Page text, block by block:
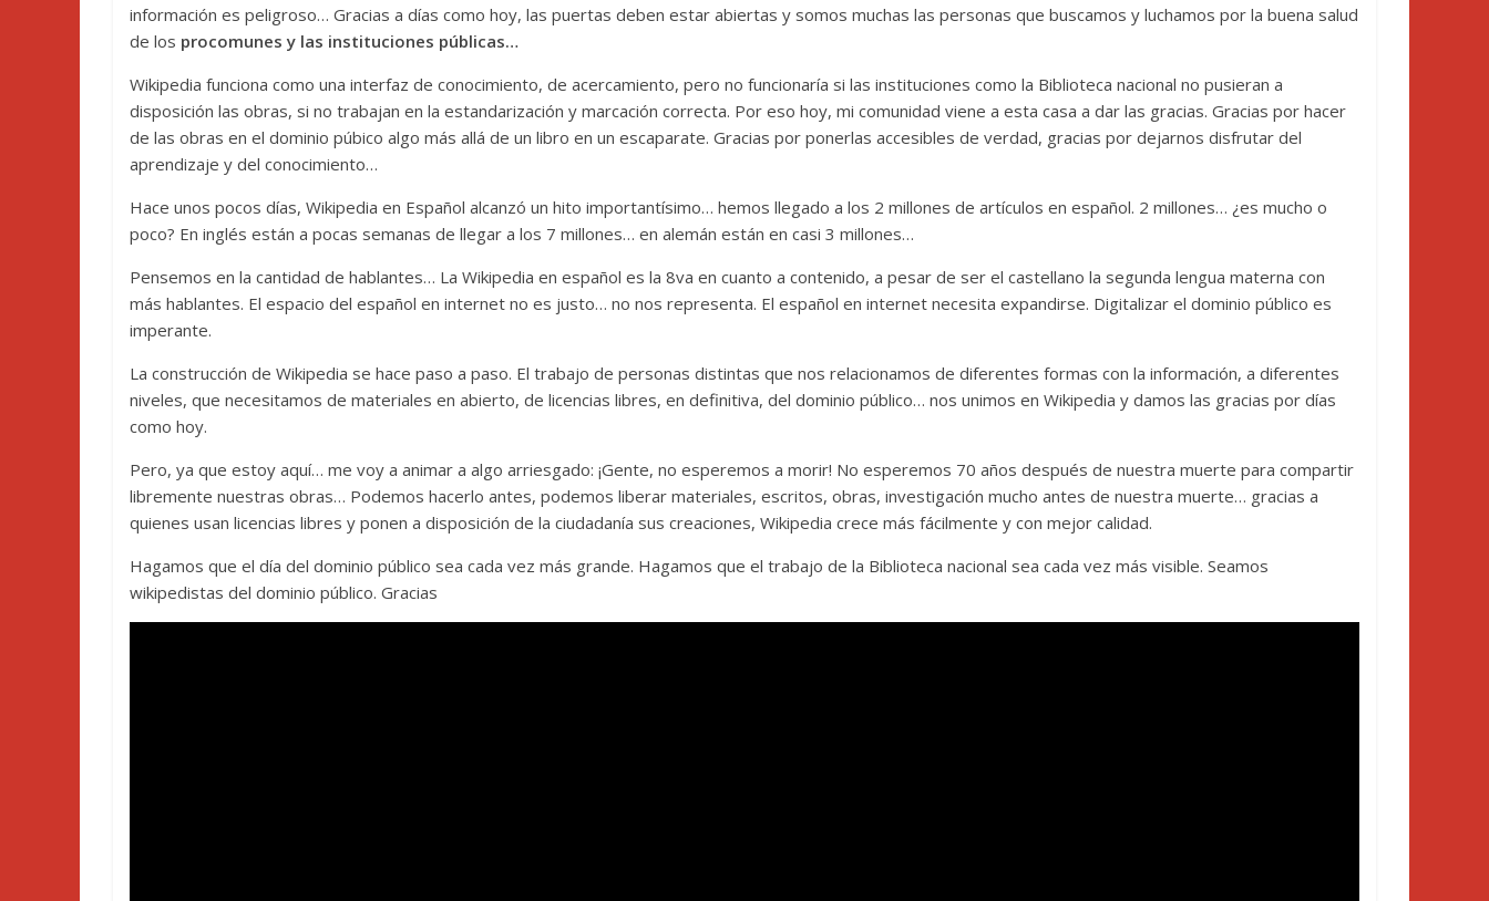
información es peligroso… Gracias a días como hoy, las puertas deben estar abiertas y somos muchas las personas que buscamos y luchamos por la buena salud
de los procomunes y las instituciones públicas…
Wikipedia funciona como una interfaz de conocimiento, de acercamiento, pero no funcionaría si las instituciones como la Biblioteca nacional no pusieran a
disposición las obras, si no trabajan en la estandarización y marcación correcta. Por eso hoy, mi comunidad viene a esta casa a dar las gracias. Gracias por hacer
de las obras en el dominio púbico algo más allá de un libro en un escaparate. Gracias por ponerlas accesibles de verdad, gracias por dejarnos disfrutar del
aprendizaje y del conocimiento…
Hace unos pocos días, Wikipedia en Español alcanzó un hito importantísimo… hemos llegado a los 2 millones de artículos en español. 2 millones… ¿es mucho o
poco? En inglés están a pocas semanas de llegar a los 7 millones… en alemán están en casi 3 millones…
Pensemos en la cantidad de hablantes… La Wikipedia en español es la 8va en cuanto a contenido, a pesar de ser el castellano la segunda lengua materna con
más hablantes. El espacio del español en internet no es justo… no nos representa. El español en internet necesita expandirse. Digitalizar el dominio público es
imperante.
La construcción de Wikipedia se hace paso a paso. El trabajo de personas distintas que nos relacionamos de diferentes formas con la información, a diferentes
niveles, que necesitamos de materiales en abierto, de licencias libres, en definitiva, del dominio público… nos unimos en Wikipedia y damos las gracias por días
como hoy.
Pero, ya que estoy aquí… me voy a animar a algo arriesgado: ¡Gente, no esperemos a morir! No esperemos 70 años después de nuestra muerte para compartir
libremente nuestras obras… Podemos hacerlo antes, podemos liberar materiales, escritos, obras, investigación mucho antes de nuestra muerte… gracias a
quienes usan licencias libres y ponen a disposición de la ciudadanía sus creaciones, Wikipedia crece más fácilmente y con mejor calidad.
Hagamos que el día del dominio público sea cada vez más grande. Hagamos que el trabajo de la Biblioteca nacional sea cada vez más visible. Seamos
wikipedistas del dominio público. Gracias